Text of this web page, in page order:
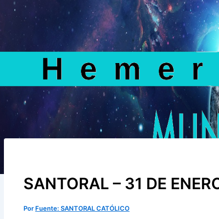
SANTORAL – 31 DE
Por Fuente: SANTORAL CATÓLICO